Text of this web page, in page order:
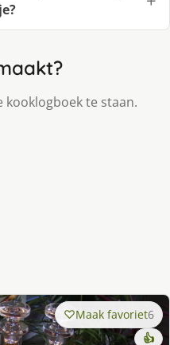
te staan.
Maak favoriet6
👍